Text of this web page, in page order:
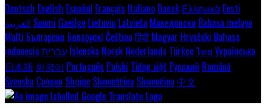
Deutsch English Español Français Italiano Dansk Ελληνικά Eesti
العربية Suomi Gaeilge Lietuvių Latviešu Македонски Bahasa melayu
Malti Български Беларускі Čeština हिंदी Magyar Hrvatski Bahasa
indonesia עברית Íslenska Norsk Nederlands Türkçeไทย Українська
日本語 한국어 Português Polski Tiếng việt Русский Română
Svenska Српски Shqipe Slovenščina Slovenčina 中文